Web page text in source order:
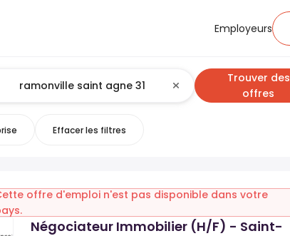
Employeurs
Trouver des
offres
Effacer les filtres
offre d'emploi n'est pas disponible dans votre
Négociateur Immobilier (H/F) - Saint-